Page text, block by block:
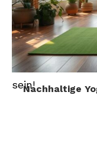
Yoga, daher
Wasserflasche
haben. Mit den
dein nächstes
sein!Nachhaltige